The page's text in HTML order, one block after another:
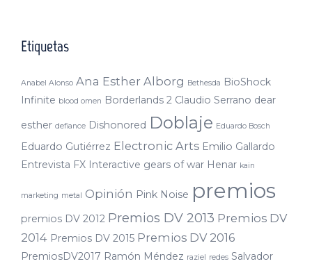
Etiquetas
Anabel Alonso Ana Esther Alborg Bethesda BioShock
Infinite blood omen Borderlands 2 Claudio Serrano dear
esther defiance Dishonored Doblaje Eduardo Bosch
Eduardo Gutiérrez Electronic Arts Emilio Gallardo
Entrevista FX Interactive gears of war Henar kain
marketing metal Opinión Pink Noise premios
premios DV 2012 Premios DV 2013 Premios DV
2014 Premios DV 2015 Premios DV 2016
PremiosDV2017 Ramón Méndez raziel redes Salvador